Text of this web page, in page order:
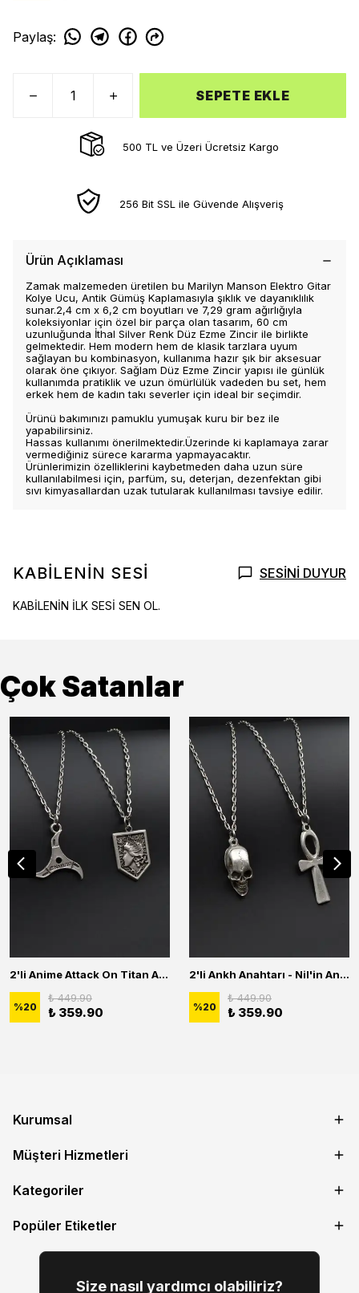
Paylaş:
SEPETE EKLE
500 TL ve Üzeri Ücretsiz Kargo
256 Bit SSL ile Güvende Alışveriş
Ürün Açıklaması
Zamak malzemeden üretilen bu Marilyn Manson Elektro Gitar
Kolye Ucu, Antik Gümüş Kaplamasıyla şıklık ve dayanıklılık
sunar.2,4 cm x 6,2 cm boyutları ve 7,29 gram ağırlığıyla
koleksiyonlar için özel bir parça olan tasarım, 60 cm
uzunluğunda İthal Silver Renk Düz Ezme Zincir ile birlikte
gelmektedir. Hem modern hem de klasik tarzlara uyum
sağlayan bu kombinasyon, kullanıma hazır şık bir aksesuar
olarak öne çıkıyor. Sağlam Düz Ezme Zincir yapısı ile günlük
kullanımda pratiklik ve uzun ömürlülük vadeden bu set, hem
erkek hem de kadın takı severler için ideal bir seçimdir.
Ürünü bakımınızı pamuklu yumuşak kuru bir bez ile
yapabilirsiniz.
Hassas kullanımı önerilmektedir.Üzerinde ki kaplamaya zarar
vermediğiniz sürece kararma yapmayacaktır.
Ürünlerimizin özelliklerini kaybetmeden daha uzun süre
kullanılabilmesi için, parfüm, su, deterjan, dezenfektan gibi
sıvı kimyasallardan uzak tutularak kullanılması tavsiye edilir.
KABİLENİN SESİ SESİNİ DUYUR
KABİLENİN İLK SESİ SEN OL.
Çok Satanlar
2'li Anime Attack On Titan Acrylic Maria Anime Naruto Erkek Kadın Kolye Seti
%20
₺ 449.90
₺ 359.90
2'li Ankh Anahtarı - Nil'in Anahtarı - Kuru Kafa Erkek Kadın Kolye Seti
%20
₺ 449.90
₺ 359.90
Kurumsal
Müşteri Hizmetleri
Kategoriler
Popüler Etiketler
Size nasıl yardımcı olabiliriz?